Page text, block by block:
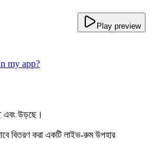
Play preview
my app?
এবং উড়ছে।
বিতরণ করা একটি লাইভ-রুম উপহার